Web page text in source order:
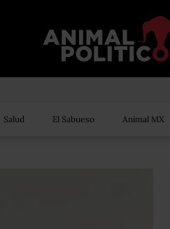
Salud El Sabueso Animal MX